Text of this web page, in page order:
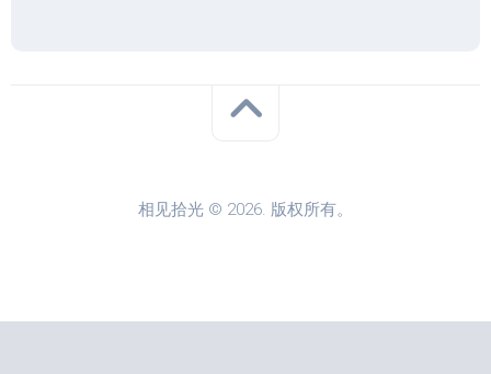
相见拾光 © 2026. 版权所有。